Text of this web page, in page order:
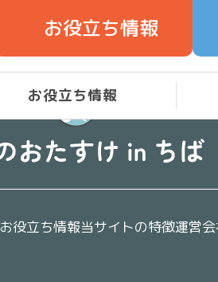
お役立ち情報
お役立ち情報
お役立ち情報当サイトの特徴運営